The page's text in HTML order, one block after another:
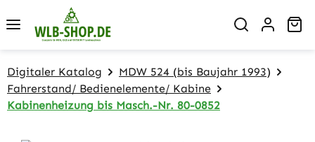
Zum Hauptinhalt springen
Digitaler Katalog
MDW 524 (bis Baujahr 1993)
Fahrerstand/ Bedienelemente/ Kabine
Kabinenheizung bis Masch.-Nr. 80-0852